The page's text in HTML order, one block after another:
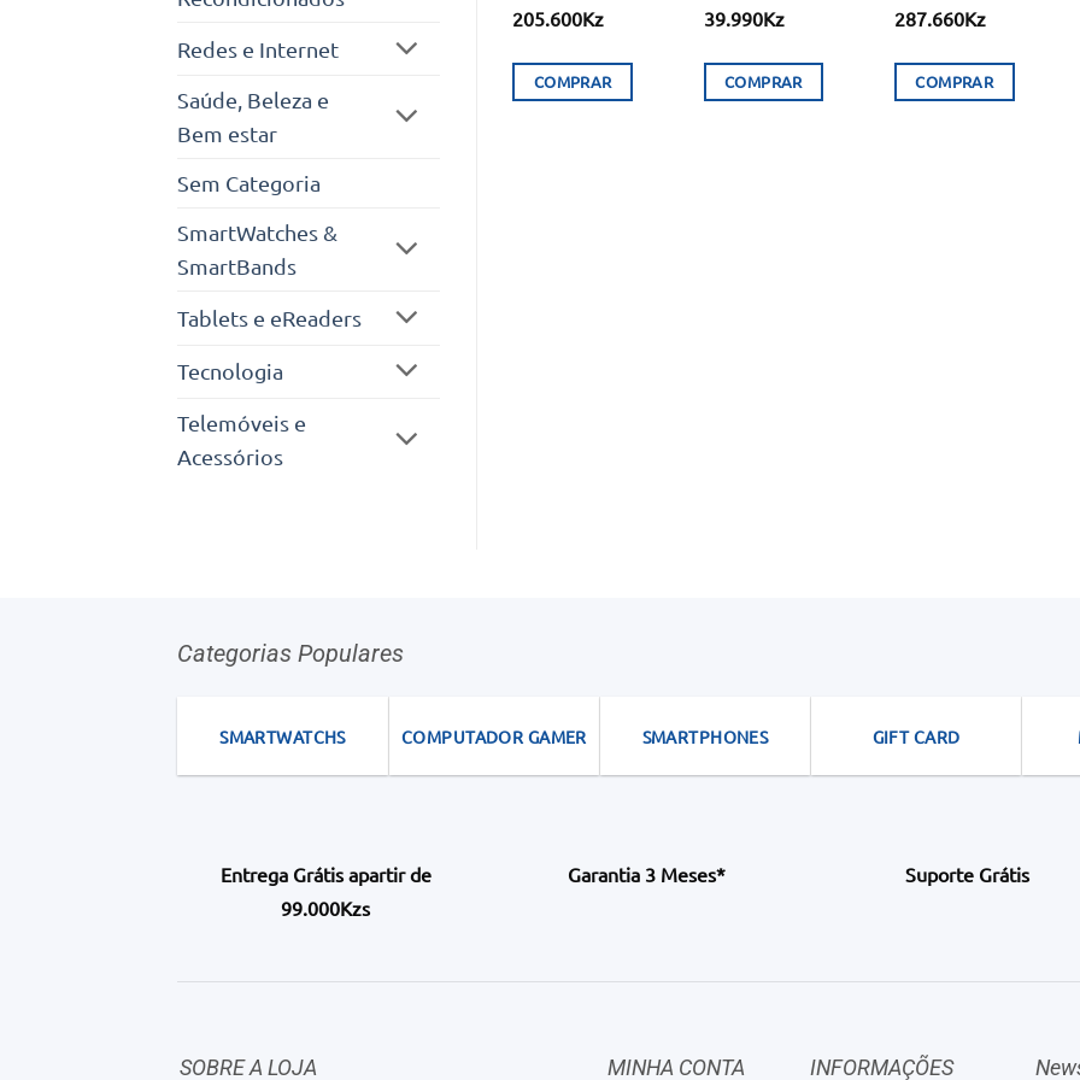
Redes e Internet
Saúde, Beleza e
Bem estar
Sem Categoria
SmartWatches &
SmartBands
Tablets e eReaders
Tecnologia
Telemóveis e
Acessórios
205.600Kz
COMPRAR
39.990Kz
COMPRAR
287.660Kz
COMPRAR
Categorias Populares
SMARTWATCHS COMPUTADOR GAMER SMARTPHONES GIFT CARD
Entrega Grátis apartir de
99.000Kzs
Garantia 3 Meses* Suporte Grátis
SOBRE A LOJA MINHA CONTA INFORMAÇÕES